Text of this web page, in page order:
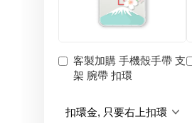
客製加購 手機殼手帶 支
架 腕帶 扣環